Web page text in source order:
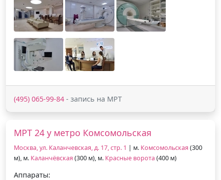
(495) 065-99-84 - запись на МРТ
МРТ 24 у метро Комсомольская
Москва, ул. Каланчевская, д. 17, стр. 1 | м. Комсомольская (300
м), м. Каланчёвская (300 м), м. Красные ворота (400 м)
Аппараты: